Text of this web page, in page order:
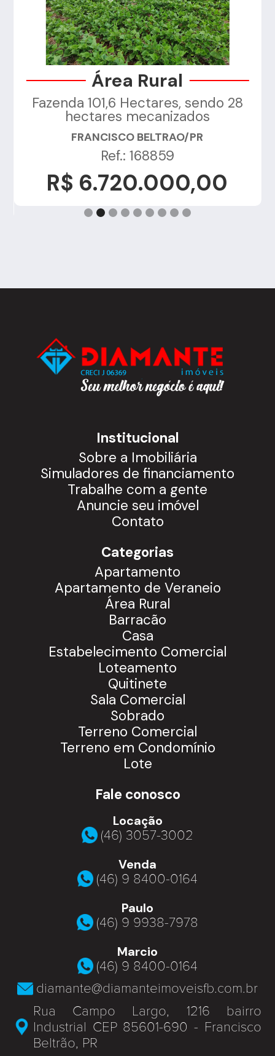
Área Rural
Fazenda 101,6 Hectares, sendo 28
hectares mecanizados
FRANCISCO BELTRAO/PR
Ref.: 168859
R$ 6.720.000,00
Institucional
Sobre a Imobiliária
Simuladores de financiamento
Trabalhe com a gente
Anuncie seu imóvel
Contato
Categorias
Apartamento
Apartamento de Veraneio
Área Rural
Barracão
Casa
Estabelecimento Comercial
Loteamento
Quitinete
Sala Comercial
Sobrado
Terreno Comercial
Terreno em Condomínio
Lote
Fale conosco
Locação
(46) 3057-3002
Venda
(46) 9 8400-0164
Paulo
(46) 9 9938-7978
Marcio
(46) 9 8400-0164
diamante@diamanteimoveisfb.com.br
Rua Campo Largo, 1216 bairro
Industrial CEP 85601-690 - Francisco
Beltrão, PR